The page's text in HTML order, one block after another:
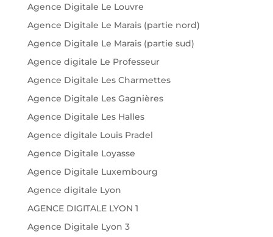
Agence Digitale Le Louvre
Agence Digitale Le Marais (partie nord)
Agence Digitale Le Marais (partie sud)
Agence digitale Le Professeur
Agence Digitale Les Charmettes
Agence Digitale Les Gagnières
Agence Digitale Les Halles
Agence digitale Louis Pradel
Agence Digitale Loyasse
Agence Digitale Luxembourg
Agence digitale Lyon
AGENCE DIGITALE LYON 1
Agence Digitale Lyon 3